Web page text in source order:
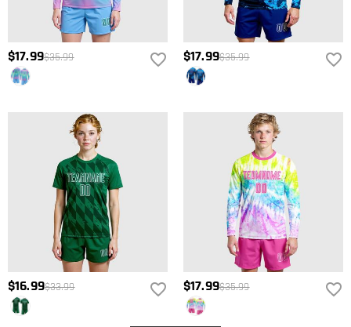
$17.99$35.99 $17.99$35.99
$16.99$33.99 $17.99$35.99